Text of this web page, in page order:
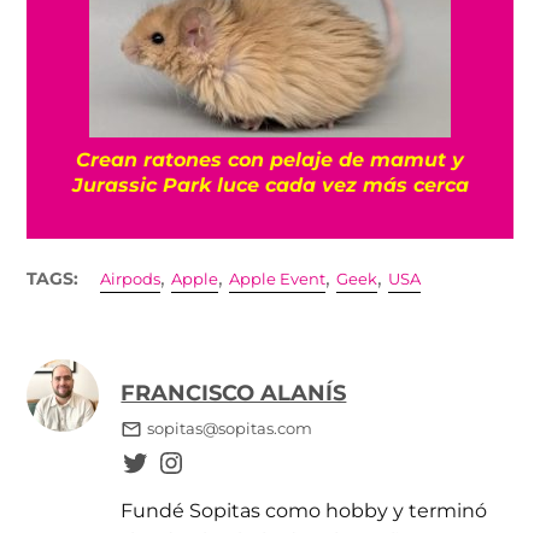
Crean ratones con pelaje de mamut y
Jurassic Park luce cada vez más cerca
TAGS: Airpods,Apple,Apple Event,Geek, USA
FRANCISCO ALANÍS
sopitas@sopitas.com
Fundé Sopitas como hobby y terminó